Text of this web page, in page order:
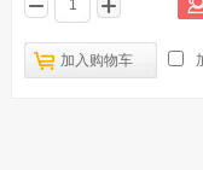
加入购物车